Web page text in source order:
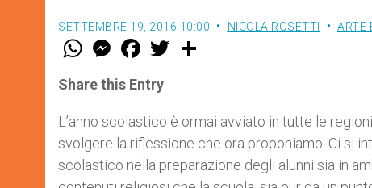
SETTEMBRE 19, 2016 10:00 NICOLA ROSETTI ARTE
W
t
s
p
p
M
e
s
e
g
e
r
F
a
e
b
o
k
w
r
Share this Entry
L’anno scolastico è ormai avviato in tutte le
svolgere la riflessione che ora proponiamo. Ci si
scolastico nella preparazione degli alunni sia in